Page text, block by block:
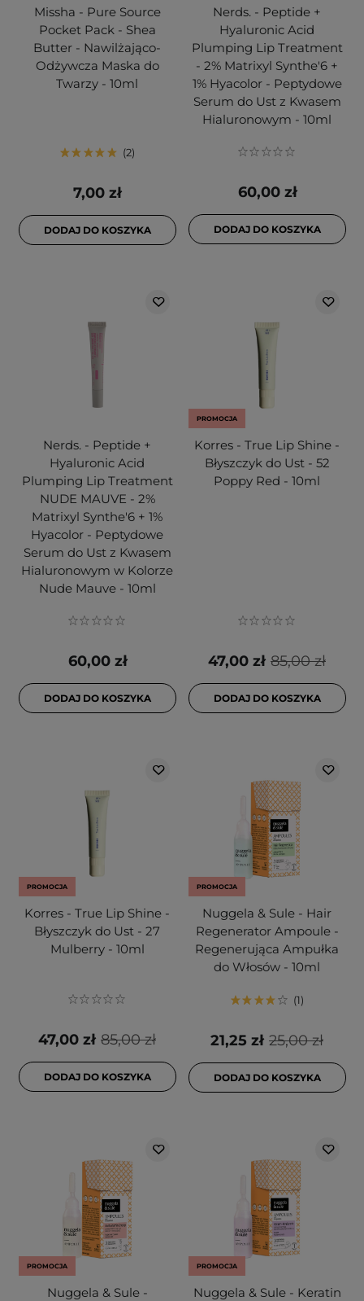
Missha - Pure Source
Pocket Pack - Shea
Butter - Nawilżająco-
Odżywcza Maska do
Twarzy - 10ml
2
7,00 zł
DODAJ DO KOSZYKA
Nerds. - Peptide +
Hyaluronic Acid
Plumping Lip Treatment
- 2% Matrixyl Synthe'6 +
1% Hyacolor - Peptydowe
Serum do Ust z Kwasem
Hialuronowym - 10ml
60,00 zł
DODAJ DO KOSZYKA
Nerds. - Peptide +
Hyaluronic Acid
Plumping Lip Treatment
NUDE MAUVE - 2%
Matrixyl Synthe'6 + 1%
Hyacolor - Peptydowe
Serum do Ust z Kwasem
Hialuronowym w Kolorze
Nude Mauve - 10ml
60,00 zł
DODAJ DO KOSZYKA
PROMOCJA
Korres - True Lip Shine -
Błyszczyk do Ust - 52
Poppy Red - 10ml
85,00 zł
47,00 zł
DODAJ DO KOSZYKA
PROMOCJA
Korres - True Lip Shine -
Błyszczyk do Ust - 27
Mulberry - 10ml
85,00 zł
47,00 zł
DODAJ DO KOSZYKA
PROMOCJA
Nuggela & Sule - Hair
Regenerator Ampoule -
Regenerująca Ampułka
do Włosów - 10ml
1
25,00 zł
21,25 zł
DODAJ DO KOSZYKA
PROMOCJA
Nuggela & Sule -
PROMOCJA
Nuggela & Sule - Keratin